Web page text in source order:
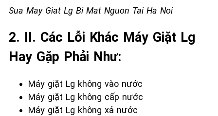
Sua May Giat Lg Bi Mat Nguon Tai Ha Noi
2. II. Các Lỗi Khác Máy Giặt Lg
Hay Gặp Phải Như:
Máy giặt Lg không vào nước
Máy giặt Lg không cấp nước
Máy giặt Lg không xả nước